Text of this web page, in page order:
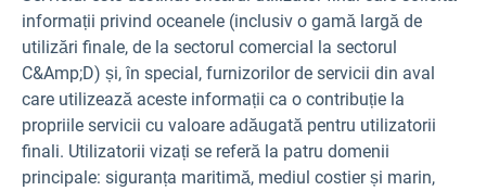
informații privind oceanele (inclusiv o gamă largă de
utilizări finale, de la sectorul comercial la sectorul
C&Amp;D) și, în special, furnizorilor de servicii din aval
care utilizează aceste informații ca o contribuție la
propriile servicii cu valoare adăugată pentru utilizatorii
finali. Utilizatorii vizați se referă la patru domenii
principale: siguranța maritimă, mediul costier și marin,